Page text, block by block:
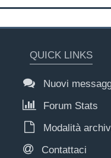
QUICK LINKS
Nuovi
Forum Stats
Modalità
Contattaci